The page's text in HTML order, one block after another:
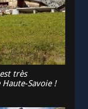
très
Savoie !